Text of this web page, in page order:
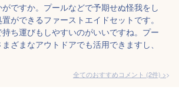
ですか。プールなどで予期せぬ怪我をし
ができるファーストエイドセットです。
ち運びもしやすいのがいいですね。プー
ざまなアウトドアでも活用できますし、
全てのおすすめコメント (2件) >